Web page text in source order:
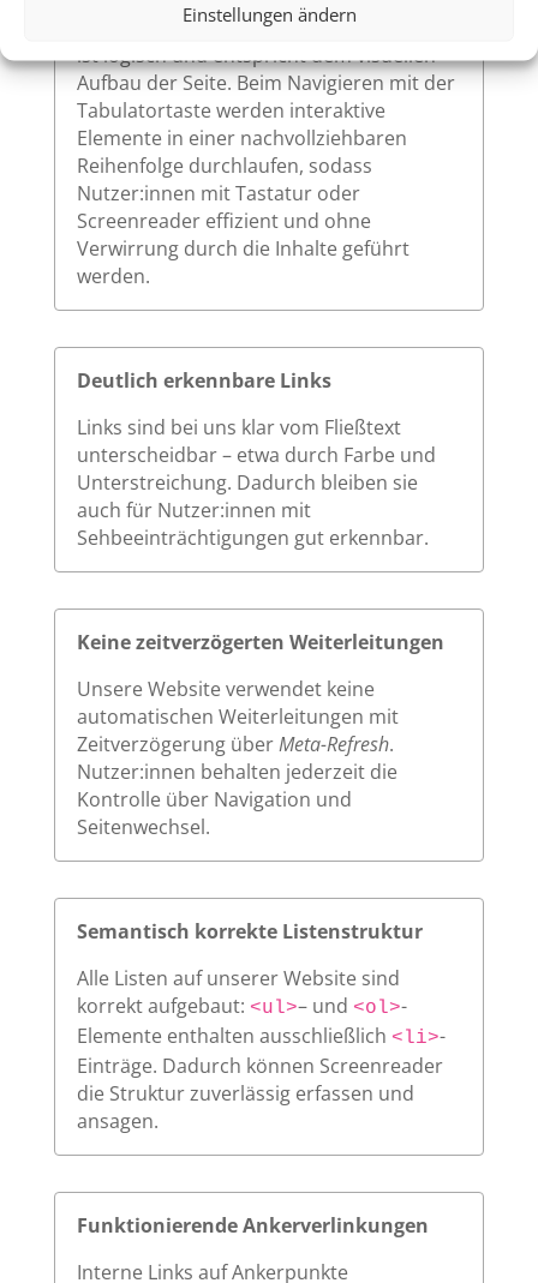
Einstellungen ändern
Die Fokusreihenfolge auf unserer Website
ist logisch und entspricht dem visuellen
Aufbau der Seite. Beim Navigieren mit der
Tabulatortaste werden interaktive
Elemente in einer nachvollziehbaren
Reihenfolge durchlaufen, sodass
Nutzer:innen mit Tastatur oder
Screenreader effizient und ohne
Verwirrung durch die Inhalte geführt
werden.
Deutlich erkennbare Links
Links sind bei uns klar vom Fließtext
unterscheidbar – etwa durch Farbe und
Unterstreichung. Dadurch bleiben sie
auch für Nutzer:innen mit
Sehbeeinträchtigungen gut erkennbar.
Keine zeitverzögerten Weiterleitungen
Unsere Website verwendet keine
automatischen Weiterleitungen mit
Zeitverzögerung überMeta-Refresh.
Nutzer:innen behalten jederzeit die
Kontrolle über Navigation und
Seitenwechsel.
Semantisch korrekte Listenstruktur
Alle Listen auf unserer Website sind
korrekt aufgebaut: <ul>– und <ol>-
Elemente enthalten ausschließlich <li>-
Einträge. Dadurch können Screenreader
die Struktur zuverlässig erfassen und
ansagen.
Funktionierende Ankerverlinkungen
Interne Links auf Ankerpunkte